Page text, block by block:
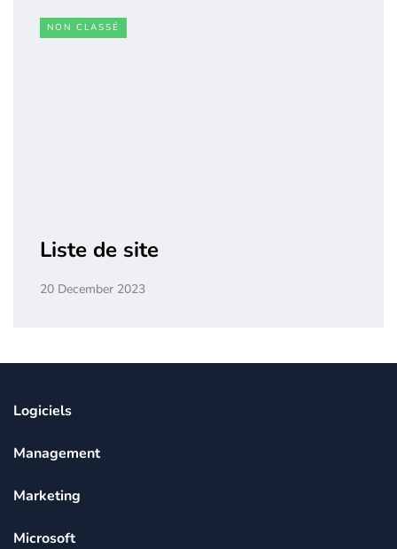
NON CLASSÉ
Liste de site
20 December 2023
Logiciels
Management
Marketing
Microsoft